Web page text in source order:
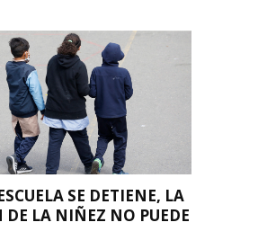
SE DETIENE, LA
DE LA NIÑEZ NO PUEDE